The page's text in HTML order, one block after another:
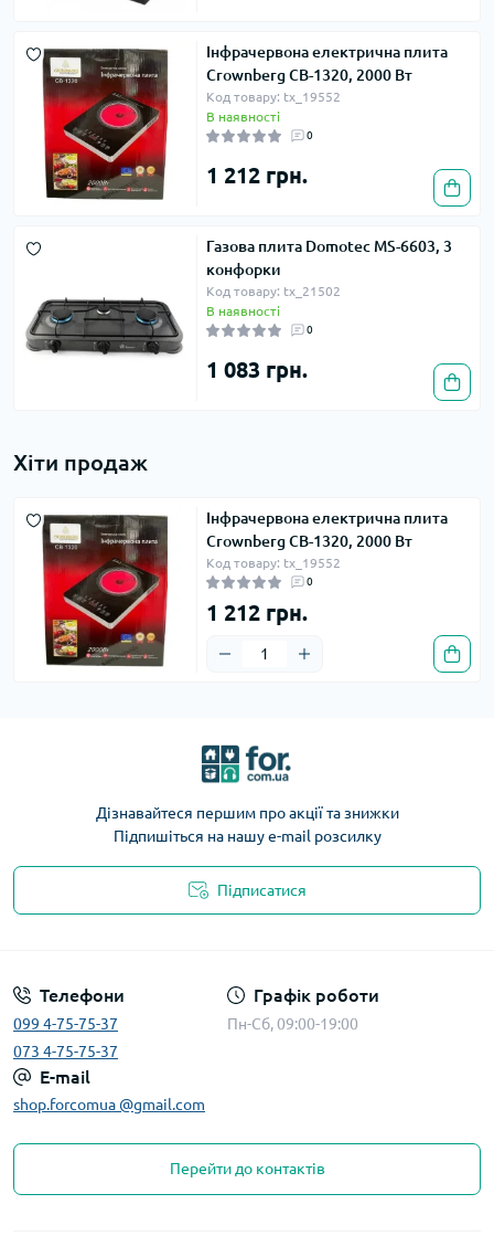
Інфрачервона електрична плита
Crownberg CB-1320, 2000 Вт
Код товару: tx_19552
В наявності
0
1 212 грн.
Газова плита Domotec MS-6603, 3
конфорки
Код товару: tx_21502
В наявності
0
1 083 грн.
Хіти продаж
Інфрачервона електрична плита
Crownberg CB-1320, 2000 Вт
Код товару: tx_19552
0
1 212 грн.
Дізнавайтеся першим про акції та знижки
Підпишіться на нашу e-mail розсилку
Підписатися
Телефони
099 4-75-75-37
073 4-75-75-37
Графік роботи
Пн-Сб, 09:00-19:00
E-mail
shop.forcomua @gmail.com
Перейти до контактів